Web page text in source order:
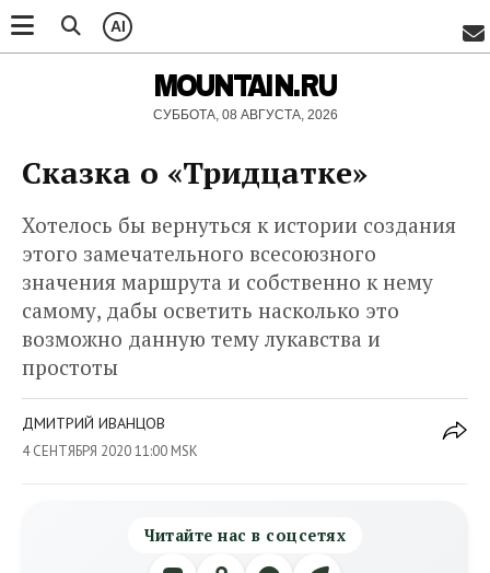
AI
MOUNTAIN.RU
СУББОТА, 08 АВГУСТА, 2026
Сказка о «Тридцатке»
Хотелось бы вернуться к истории создания
этого замечательного всесоюзного
значения маршрута и собственно к нему
самому, дабы осветить насколько это
возможно данную тему лукавства и
простоты
ДМИТРИЙ ИВАНЦОВ
4 СЕНТЯБРЯ 2020 11:00 MSK
Читайте нас в соцсетях